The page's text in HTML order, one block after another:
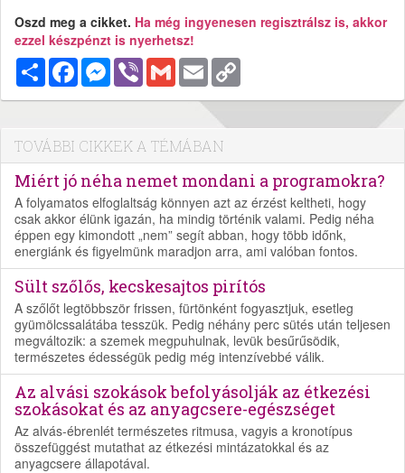
Oszd meg a cikket. Ha még ingyenesen regisztrálsz is, akkor
ezzel készpénzt is nyerhetsz!
MegosztásFacebookMessenger
Viber Gmail Email
TOVÁBBI CIKKEK A TÉMÁBAN
Miért jó néha nemet mondani a programokra?
A folyamatos elfoglaltság könnyen azt az érzést keltheti, hogy
csak akkor élünk igazán, ha mindig történik valami. Pedig néha
éppen egy kimondott „nem” segít abban, hogy több időnk,
energiánk és figyelmünk maradjon arra, ami valóban fontos.
Sült szőlős, kecskesajtos pirítós
A szőlőt legtöbbször frissen, fürtönként fogyasztjuk, esetleg
gyümölcssalátába tesszük. Pedig néhány perc sütés után teljesen
megváltozik: a szemek megpuhulnak, levük besűrűsödik,
természetes édességük pedig még intenzívebbé válik.
Az alvási szokások befolyásolják az étkezési
szokásokat és az anyagcsere-egészséget
Az alvás-ébrenlét természetes ritmusa, vagyis a kronotípus
összefüggést mutathat az étkezési mintázatokkal és az
anyagcsere állapotával.